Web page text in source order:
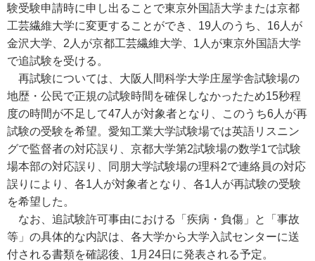
験受験申請時に申し出ることで東京外国語大学または京都
工芸繊維大学に変更することができ、19人のうち、16人が
金沢大学、2人が京都工芸繊維大学、1人が東京外国語大学
で追試験を受ける。
再試験については、大阪人間科学大学庄屋学舎試験場の
地歴・公民で正規の試験時間を確保しなかったため15秒程
度の時間が不足して47人が対象者となり、このうち6人が再
試験の受験を希望。愛知工業大学試験場では英語リスニン
グで監督者の対応誤り、京都大学第2試験場の数学1で試験
場本部の対応誤り、同朋大学試験場の理科2で連絡員の対応
誤りにより、各1人が対象者となり、各1人が再試験の受験
を希望した。
なお、追試験許可事由における「疾病・負傷」と「事故
等」の具体的な内訳は、各大学から大学入試センターに送
付される書類を確認後、1月24日に発表される予定。